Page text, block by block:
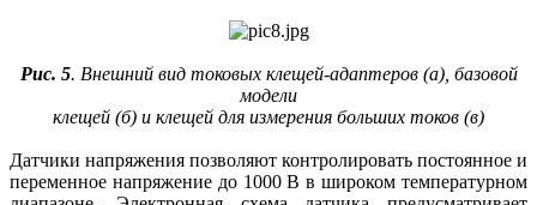
Рис. 5. Внешний вид токовых клещей-адаптеров (а), базовой
модели
клещей (б) и клещей для измерения больших токов (в)
Датчики напряжения позволяют контролировать постоянное и
переменное напряжение до 1000 В в широком температурном